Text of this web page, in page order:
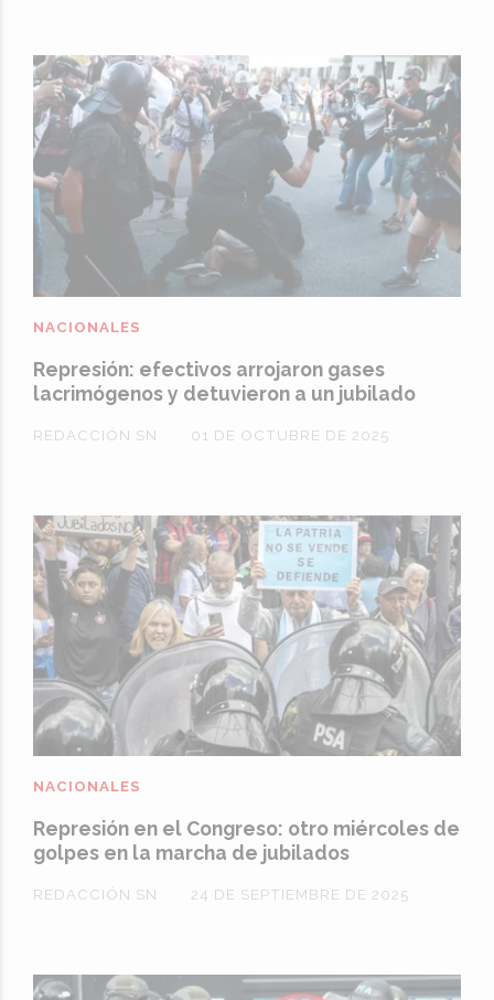
Represión: efectivos arrojaron gases
lacrimógenos y detuvieron a un jubilado
REDACCIÓN SN
NACIONALES
01 DE OCTUBRE DE 2025
Represión en el Congreso: otro miércoles de
golpes en la marcha de jubilados
REDACCIÓN SN
NACIONALES
24 DE SEPTIEMBRE DE 2025